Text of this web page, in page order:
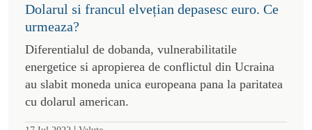
Dolarul si francul elvețian depasesc euro. Ce
urmeaza?
Diferentialul de dobanda, vulnerabilitatile
energetice si apropierea de conflictul din Ucraina
au slabit moneda unica europeana pana la paritatea
cu dolarul american.